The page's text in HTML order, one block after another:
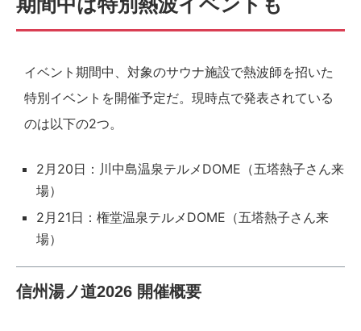
イベント期間中、対象のサウナ施設で熱波師を招いた
特別イベントを開催予定だ。現時点で発表されている
のは以下の2つ。
2月20日：川中島温泉テルメDOME（五塔熱子さん来
場）
2月21日：権堂温泉テルメDOME（五塔熱子さん来
場）
信州湯ノ道2026 開催概要